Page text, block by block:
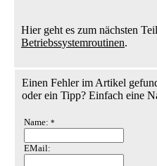
Hier geht es zum nächsten Teil
Betriebssystemroutinen.
Einen Fehler im Artikel
oder ein Tipp? Einfach eine
Name: *
EMail: